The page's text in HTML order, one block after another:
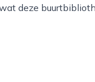
deze